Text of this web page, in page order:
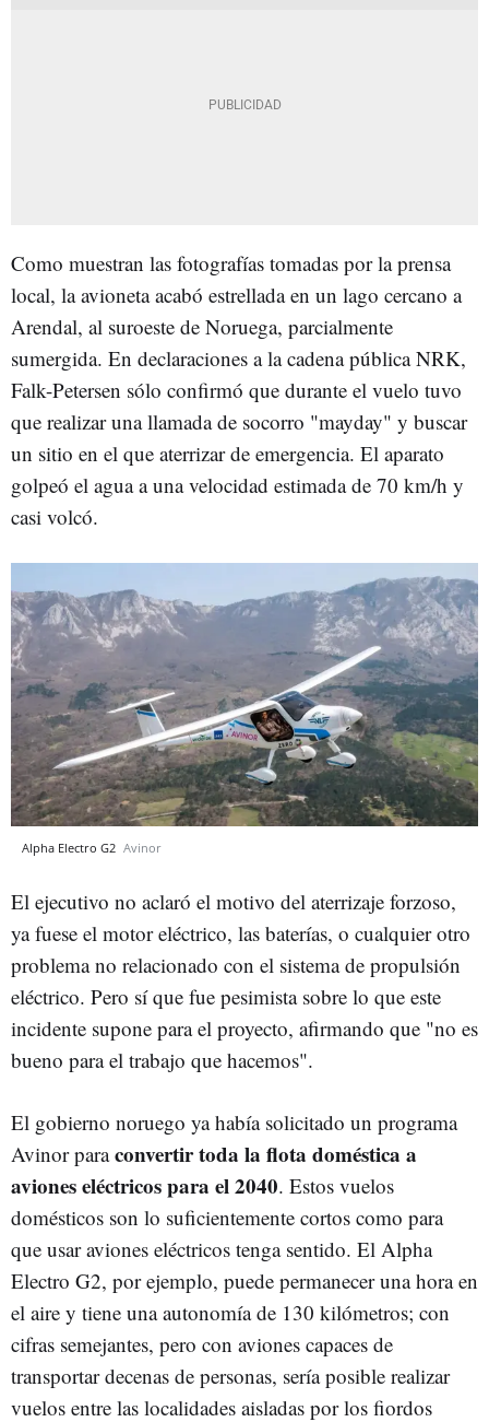
Como muestran las fotografías tomadas por la prensa
local, la avioneta acabó estrellada en un lago cercano a
Arendal, al suroeste de Noruega, parcialmente
sumergida. En declaraciones a la cadena pública NRK,
Falk-Petersen sólo confirmó que durante el vuelo tuvo
que realizar una llamada de socorro "mayday" y buscar
un sitio en el que aterrizar de emergencia. El aparato
golpeó el agua a una velocidad estimada de 70 km/h y
casi volcó.
Alpha Electro G2 Avinor
El ejecutivo no aclaró el motivo del aterrizaje forzoso,
ya fuese el motor eléctrico, las baterías, o cualquier otro
problema no relacionado con el sistema de propulsión
eléctrico. Pero sí que fue pesimista sobre lo que este
incidente supone para el proyecto, afirmando que "no es
bueno para el trabajo que hacemos".
El gobierno noruego ya había solicitado un programa
Avinor paraconvertir toda la flota doméstica a
aviones eléctricos para el 2040. Estos vuelos
domésticos son lo suficientemente cortos como para
que usar aviones eléctricos tenga sentido. El Alpha
Electro G2, por ejemplo, puede permanecer una hora en
el aire y tiene una autonomía de 130 kilómetros; con
cifras semejantes, pero con aviones capaces de
transportar decenas de personas, sería posible realizar
vuelos entre las localidades aisladas por los fiordos